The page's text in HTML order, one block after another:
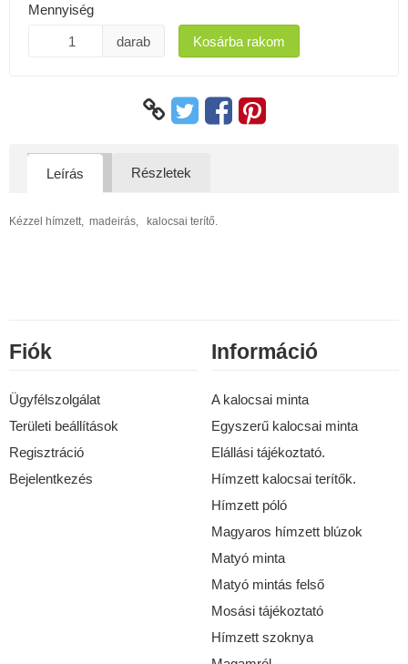
Mennyiség
darab Kosárba rakom
Leírás Részletek
Kézzel hímzett, madeirás, kalocsai terítő.
Fiók
Ügyfélszolgálat
Területi beállítások
Regisztráció
Bejelentkezés
Információ
A kalocsai minta
Egyszerű kalocsai minta
Elállási tájékoztató.
Hímzett kalocsai terítők.
Hímzett póló
Magyaros hímzett blúzok
Matyó minta
Matyó mintás felső
Mosási tájékoztató
Hímzett szoknya